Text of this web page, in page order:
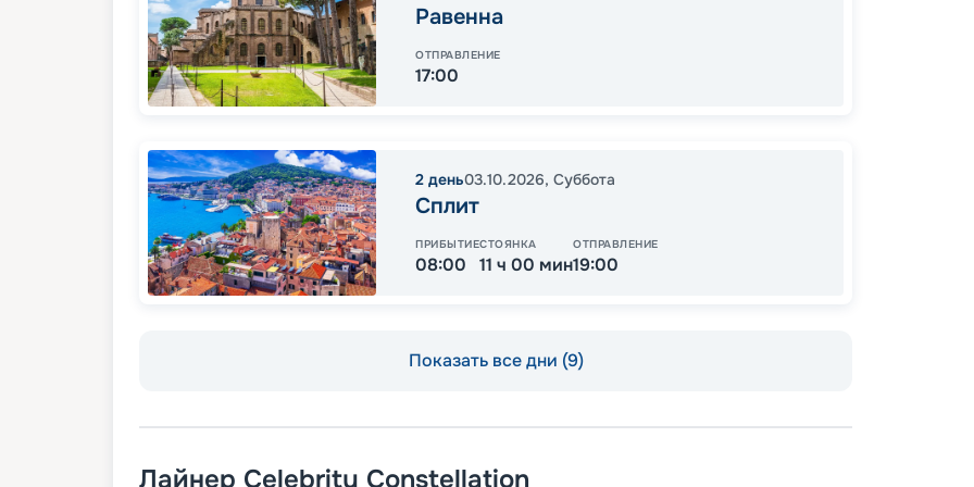
Равенна
ОТПРАВЛЕНИЕ
17:00
2 день03.10.2026, Суббота
Сплит
ПРИБЫТИЕ
08:00
СТОЯНКА
11 ч 00 мин
ОТПРАВЛЕНИЕ
19:00
Показать все дни (9)
Лайнер Celebrity Constellation